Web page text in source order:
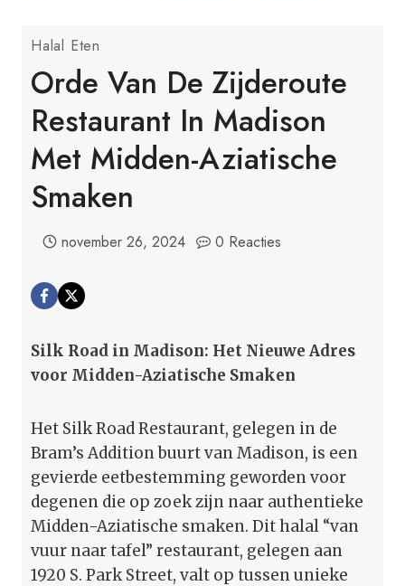
Halal Eten
Orde Van De Zijderoute
Restaurant In Madison
Met Midden-Aziatische
Smaken
november 26, 2024 0 Reacties
Silk Road in Madison: Het Nieuwe Adres
voor Midden-Aziatische Smaken
Het Silk Road Restaurant, gelegen in de
Bram’s Addition buurt van Madison, is een
gevierde eetbestemming geworden voor
degenen die op zoek zijn naar authentieke
Midden-Aziatische smaken. Dit halal “van
vuur naar tafel” restaurant, gelegen aan
1920 S. Park Street, valt op tussen unieke